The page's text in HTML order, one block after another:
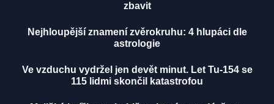
zbavit
Nejhloupější znamení zvěrokruhu: 4 hlupáci dle
astrologie
Ve vzduchu vydržel jen devět minut. Let Tu-154 se
115 lidmi skončil katastrofou